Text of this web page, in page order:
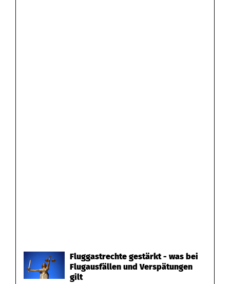
Fluggastrechte gestärkt - was bei
Flugausfällen und Verspätungen
gilt